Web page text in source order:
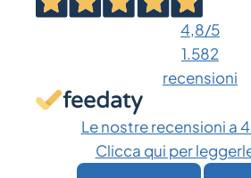
opzioni
scelte
4,8/5
1.582
recensioni
Le nostre recensioni a
Clicca qui per